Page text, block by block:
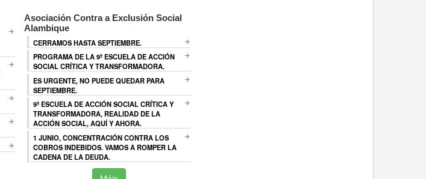
Asociación Contra a Exclusión Social
Alambique
CERRAMOS HASTA SEPTIEMBRE.
PROGRAMA DE LA 9ª ESCUELA DE ACCIÓN
SOCIAL CRÍTICA Y TRANSFORMADORA.
ES URGENTE, NO PUEDE QUEDAR PARA
SEPTIEMBRE.
9ª ESCUELA DE ACCIÓN SOCIAL CRÍTICA Y
TRANSFORMADORA, REALIDAD DE LA
ACCIÓN SOCIAL, AQUÍ Y AHORA.
1 JUNIO, CONCENTRACIÓN CONTRA LOS
COBROS INDEBIDOS. VAMOS A ROMPER LA
CADENA DE LA DEUDA.